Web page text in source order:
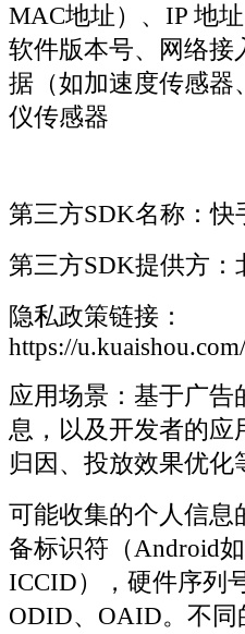
MAC地址）、IP 地
软件版本号、网络接
据（如加速度传感器
仪传感器
第三方SDK名称：快
第三方SDK提供方：
隐私政策链接：
https://
应用场景：基于广告
息，以及开发者的应
归因、投放效果优
可能收集的个人信息
备标识符（Android
ICCID），硬件序列
ODID、OAID。不同